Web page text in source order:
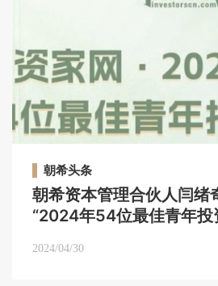
朝希头条
朝希资本管理合伙人闫绪
“2024年54位最佳青年投
2024/04/30